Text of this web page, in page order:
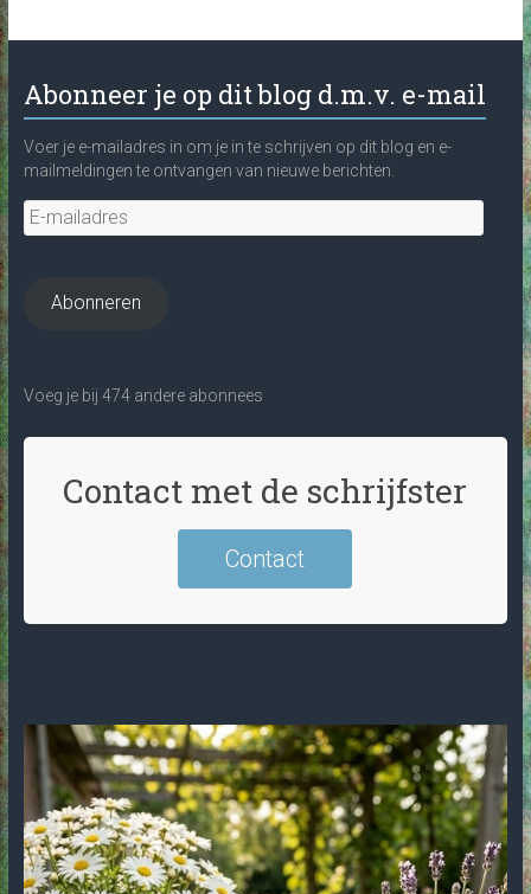
Abonneer je op dit blog d.m.v. e-mail
Voer je e-mailadres in om je in te schrijven op dit blog en e-
mailmeldingen te ontvangen van nieuwe berichten.
E-
mailadres
Abonneren
Voeg je bij 474 andere abonnees
Contact met de schrijfster
Contact